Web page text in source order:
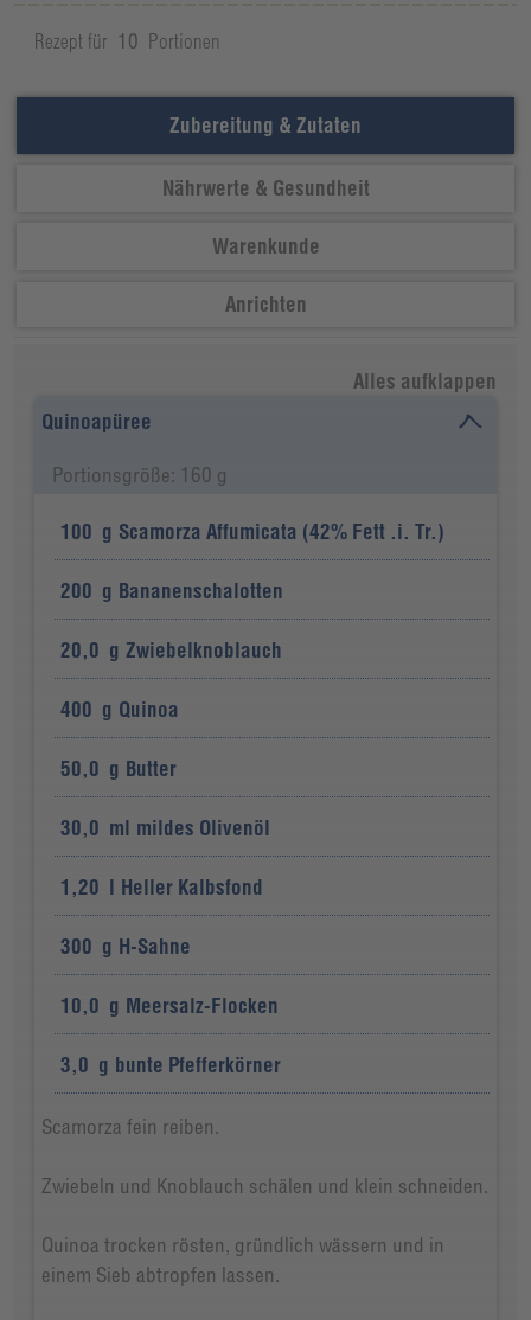
Rezept für 10 Portionen
Zubereitung & Zutaten
Nährwerte & Gesundheit
Warenkunde
Anrichten
Alles aufklappen
Quinoapüree
Portionsgröße: 160 g
100 g Scamorza Affumicata (42% Fett .i. Tr.)
200 g Bananenschalotten
20,0 g Zwiebelknoblauch
400 g Quinoa
50,0 g Butter
30,0 ml mildes Olivenöl
1,20 l Heller Kalbsfond
300 g H-Sahne
10,0 g Meersalz-Flocken
3,0 g bunte Pfefferkörner
Scamorza fein reiben.
Zwiebeln und Knoblauch schälen und klein schneiden.
Quinoa trocken rösten, gründlich wässern und in
einem Sieb abtropfen lassen.